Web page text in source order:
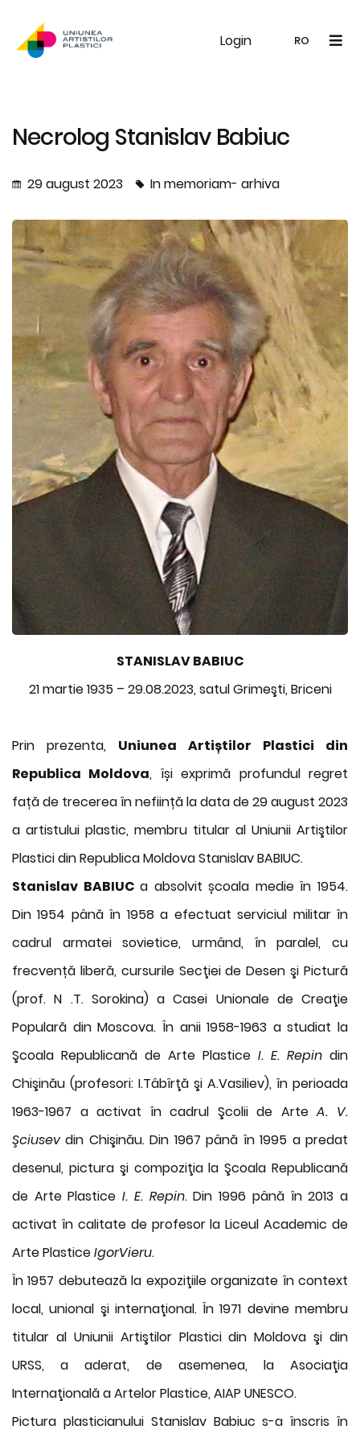
Login RO
UAP Galerie Noutăți
Necrolog Stanislav Babiuc
29 august 2023 In memoriam- arhiva
STANISLAV BABIUC
21 martie 1935 – 29.08.2023, satul Grimeşti, Briceni
Prin prezenta, Uniunea Artiștilor Plastici din
Republica Moldova, își exprimă profundul regret
față de trecerea în neființă la data de 29 august 2023
a artistului plastic, membru titular al Uniunii Artiştilor
Plastici din Republica Moldova Stanislav BABIUC.
Stanislav BABIUCa absolvit școala medie în 1954.
Din 1954 până în 1958 a efectuat serviciul militar în
cadrul armatei sovietice, urmând, în paralel, cu
frecvență liberă, cursurile Secţiei de Desen şi Pictură
(prof. N .T. Sorokina) a Casei Unionale de Creaţie
Populară din Moscova. În anii 1958-1963 a studiat la
Şcoala Republicană de Arte Plastice I. E. Repin din
Chişinău (profesori: I.Tâbîrţă şi A.Vasiliev), în perioada
1963-1967 a activat în cadrul Şcolii de ArteA. V.
Şciusevdin Chişinău. Din 1967 până în 1995 a predat
desenul, pictura şi compoziţia la Şcoala Republicană
de Arte PlasticeI. E. Repin. Din 1996 până în 2013 a
activat în calitate de profesor la Liceul Academic de
Arte PlasticeIgorVieru.
În 1957 debutează la expoziţiile organizate în context
local, unional şi internaţional. În 1971 devine membru
titular al Uniunii Artiştilor Plastici din Moldova şi din
URSS, a aderat, de asemenea, la Asociaţia
Internaţională a Artelor Plastice, AIAP UNESCO.
Pictura plasticianului Stanislav Babiuc s-a înscris în